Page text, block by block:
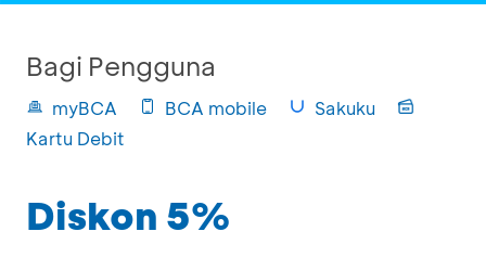
Bagi Pengguna
myBCA BCA mobile
Sakuku
Kartu Debit
Diskon 5%